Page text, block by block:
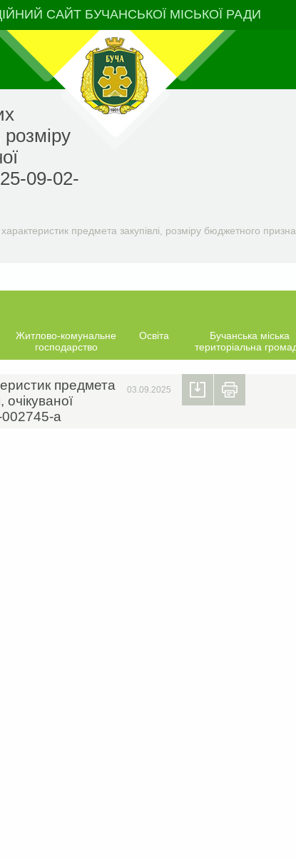
САЙТ БУЧАНСЬКОЇ МІСЬКОЇ РАДИ
розміру
09-02-
предмета закупівлі, розміру бюджетного
Житлово-комунальне
господарство
Освіта
Бучанська міська
територіальна
предмета
002745-a
03.09.2025